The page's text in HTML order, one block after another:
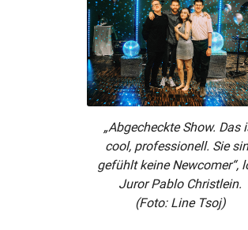
„Abgecheckte Show. Das
cool, professionell. Sie
gefühlt keine Newcomer“,
Juror Pablo Christlein.
(Foto: Line Tsoj)